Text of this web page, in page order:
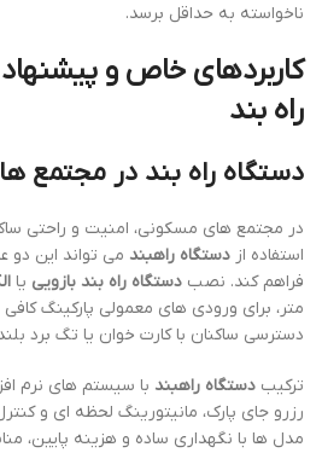
ناخواسته به حداقل برسد.
کاربردهای خاص و
راه بند
دستگاه راه بند در مجتمع
در مجتمع های مسکونی، امنیت و راحتی
استفاده از دستگاه راهبند می تواند این دو
فراهم کند. نصب دستگاه راه بند بازویی یا
متر، برای ورودی های معمولی پارکینگ
دسترسی ساکنان با کارت خوان یا تگ برد
ترکیب دستگاه راهبند با سیستم های نرم
رزرو جای پارک، مانیتورینگ لحظه ای و
مدل ها با نگهداری ساده و هزینه پایین،